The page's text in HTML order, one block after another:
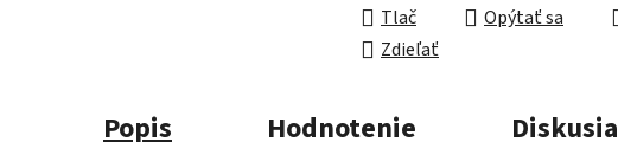
Tlač Opýtať sa
Zdieľať
Popis Hodnotenie Diskusia